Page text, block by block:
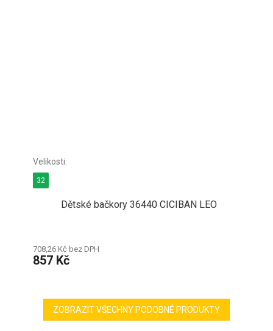
Dětské bačkory 36440 CICIBAN LEO
708,26 Kč bez DPH
857 Kč
32
ZOBRAZIT VŠECHNY PODOBNÉ PRODUKTY